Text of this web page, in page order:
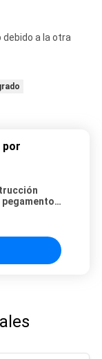
debido a la otra
por